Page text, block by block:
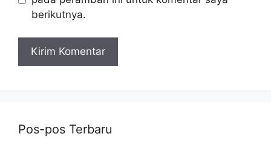
berikutnya.
Pos-pos Terbaru